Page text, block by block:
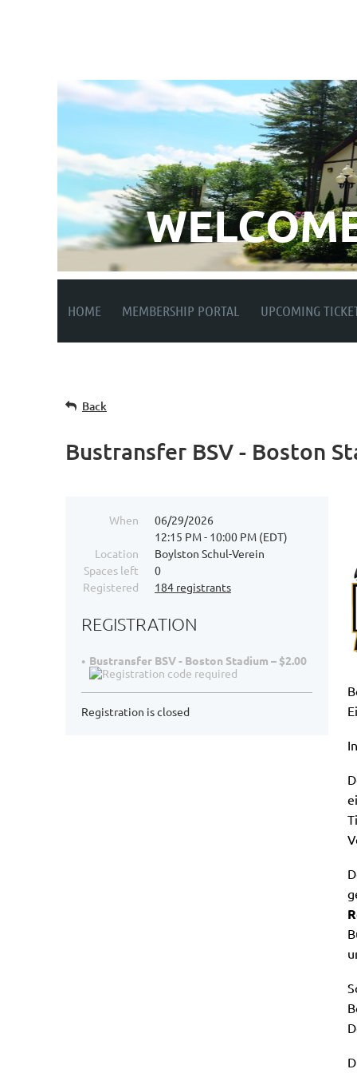
HOME MEMBERSHIP PORTAL UPCOMING
Back
Bustransfer BSV - Boston
When
06/29/2026
12:15 PM - 10:00 PM (EDT)
Location
Boylston Schul-Verein
Spaces left
0
Registered
184 registrants
REGISTRATION
Bustransfer BSV - Boston Stadium – $2.00
Registration is closed